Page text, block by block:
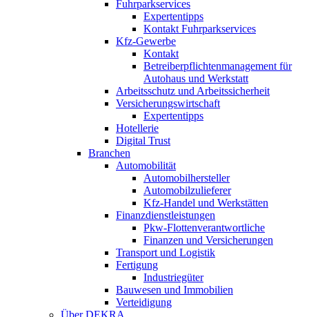
Fuhrparkservices
Expertentipps
Kontakt Fuhrparkservices
Kfz-Gewerbe
Kontakt
Betreiberpflichtenmanagement für
Autohaus und Werkstatt
Arbeitsschutz und Arbeitssicherheit
Versicherungswirtschaft
Expertentipps
Hotellerie
Digital Trust
Branchen
Automobilität
Automobilhersteller
Automobilzulieferer
Kfz-Handel und Werkstätten
Finanzdienstleistungen
Pkw‑Flottenverantwortliche
Finanzen und Versicherungen
Transport und Logistik
Fertigung
Industriegüter
Bauwesen und Immobilien
Verteidigung
Über DEKRA